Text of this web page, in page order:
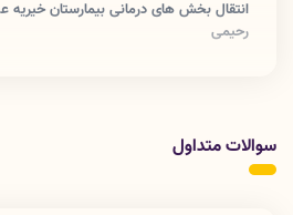
انتقال بخش های درمانی بیمارستان خیریه
رحیمی
سوالات متداول